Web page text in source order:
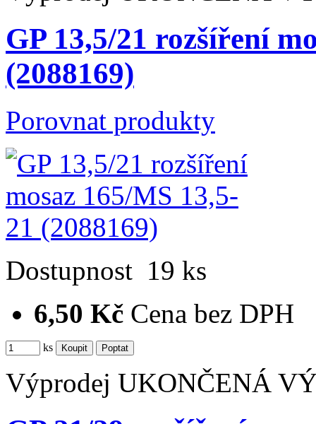
GP 13,5/21 rozšíření
(2088169)
Porovnat produkty
Dostupnost 19 ks
6,50 Kč Cena bez DPH
ks
Výprodej UKONČENÁ